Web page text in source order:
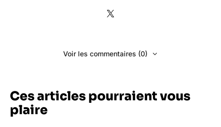
Voir les commentaires (0)
Ces articles pourraient vous
plaire